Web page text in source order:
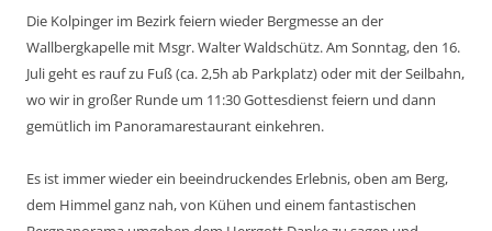
Die Kolpinger im Bezirk feiern wieder Bergmesse an der
Wallbergkapelle mit Msgr. Walter Waldschütz. Am Sonntag, den 16.
Juli geht es rauf zu Fuß (ca. 2,5h ab Parkplatz) oder mit der Seilbahn,
wo wir in großer Runde um 11:30 Gottesdienst feiern und dann
gemütlich im Panoramarestaurant einkehren.
Es ist immer wieder ein beeindruckendes Erlebnis, oben am Berg,
dem Himmel ganz nah, von Kühen und einem fantastischen